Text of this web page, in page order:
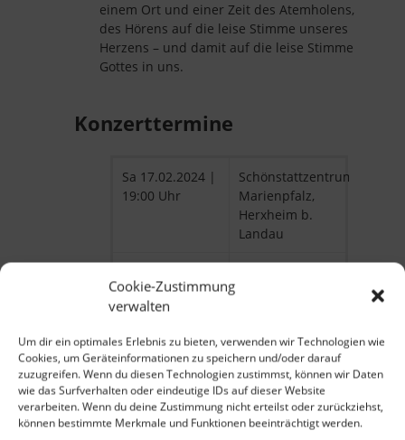
Cookie-Zustimmung
verwalten
Um dir ein optimales Erlebnis zu bieten, verwenden wir Technologien wie
Cookies, um Geräteinformationen zu speichern und/oder darauf
zuzugreifen. Wenn du diesen Technologien zustimmst, können wir Daten
wie das Surfverhalten oder eindeutige IDs auf dieser Website
verarbeiten. Wenn du deine Zustimmung nicht erteilst oder zurückziehst,
können bestimmte Merkmale und Funktionen beeinträchtigt werden.
einem Ort und einer Zeit des Atemholens,
des Hörens auf die leise Stimme unseres
Herzens – und damit auf die leise Stimme
Gottes in uns.
Konzerttermine
Sa 17.02.2024 |
19:00 Uhr
Schönstattzentrum
Marienpfalz,
Herxheim b.
Landau
19:00 Uhr
19:00 Uhr
Marienfried,
Oberkirch
So 14.04.2024 |
17:00 Uhr
Kirche St.
Leodegar,